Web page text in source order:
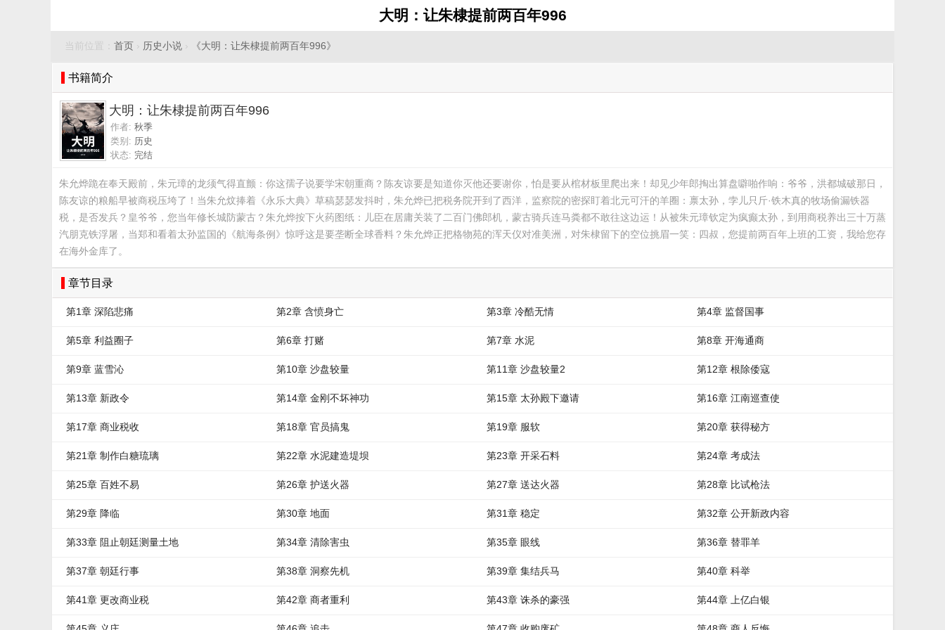
大明：让朱棣提前两百年996
当前位置： 首页 › 历史小说 › 《大明：让朱棣提前两百年996》
书籍简介
大明：让朱棣提前两百年996
作者: 秋季
类别: 历史
状态: 完结
朱允烨跪在奉天殿前，朱元璋的龙须气得直颤：你这孺子说要学宋朝重商？陈友谅要是知道你灭他还要谢你，怕是要从棺材板里爬出来！却见少年郎掏出算盘噼啪作响：爷爷，洪都城破那日，
陈友谅的粮船早被商税压垮了！当朱允炆捧着《永乐大典》草稿瑟瑟发抖时，朱允烨已把税务院开到了西洋，监察院的密探盯着北元可汗的羊圈：禀太孙，孛儿只斤·铁木真的牧场偷漏铁器
税，是否发兵？皇爷爷，您当年修长城防蒙古？朱允烨按下火药图纸：儿臣在居庸关装了二百门佛郎机，蒙古骑兵连马粪都不敢往这边运！从被朱元璋钦定为疯癫太孙，到用商税养出三十万蒸
汽朋克铁浮屠，当郑和看着太孙监国的《航海条例》惊呼这是要垄断全球香料？朱允烨正把格物苑的浑天仪对准美洲，对朱棣留下的空位挑眉一笑：四叔，您提前两百年上班的工资，我给您存
在海外金库了。
章节目录
第1章 深陷悲痛 第2章 含愤身亡 第3章 冷酷无情 第4章 监督国事
第5章 利益圈子 第6章 打赌 第7章 水泥 第8章 开海通商
第9章 蓝雪沁 第10章 沙盘较量 第11章 沙盘较量2 第12章 根除倭寇
第13章 新政令 第14章 金刚不坏神功 第15章 太孙殿下邀请 第16章 江南巡查使
第17章 商业税收 第18章 官员搞鬼 第19章 服软 第20章 获得秘方
第21章 制作白糖琉璃 第22章 水泥建造堤坝 第23章 开采石料 第24章 考成法
第25章 百姓不易 第26章 护送火器 第27章 送达火器 第28章 比试枪法
第29章 降临 第30章 地面 第31章 稳定 第32章 公开新政内容
第33章 阻止朝廷测量土地 第34章 清除害虫 第35章 眼线 第36章 替罪羊
第37章 朝廷行事 第38章 洞察先机 第39章 集结兵马 第40章 科举
第41章 更改商业税 第42章 商者重利 第43章 诛杀的豪强 第44章 上亿白银